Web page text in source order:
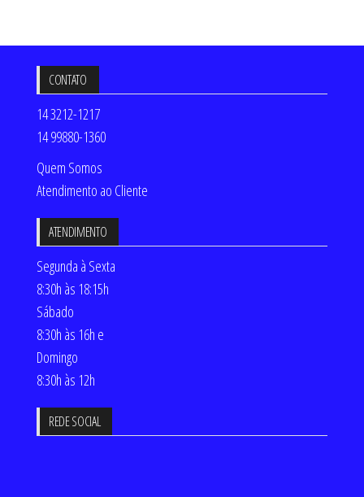
CONTATO
14 3212-1217
14 99880-1360
Quem Somos
Atendimento ao Cliente
ATENDIMENTO
Segunda à Sexta
8:30h às 18:15h
Sábado
8:30h às 16h e
Domingo
8:30h às 12h
REDE SOCIAL